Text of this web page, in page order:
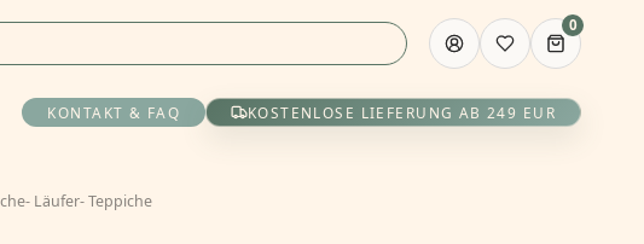
0
KONTAKT & FAQ KOSTENLOSE LIEFERUNG AB 249 EUR
- Läufer-Teppiche